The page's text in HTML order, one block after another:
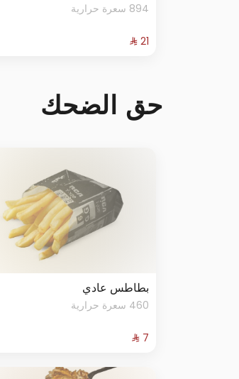
894 سعرة حرارية
حق الضحك
بطاطس عادي
460 سعرة حرارية